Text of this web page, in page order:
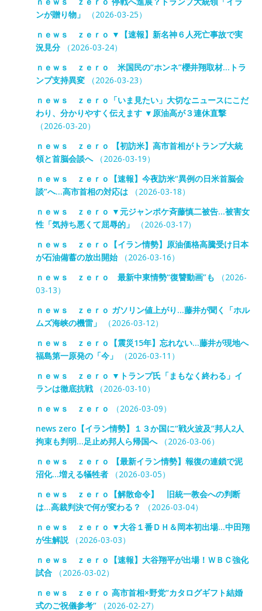
ンが贈り物」
（2026-03-25）
ｎｅｗｓ ｚｅｒｏ ▼【速報】新名神６人死亡事故で実
況見分（2026-03-24）
ｎｅｗｓ ｚｅｒｏ 米国民の“ホンネ”櫻井翔取材…トラ
ンプ支持異変（2026-03-23）
ｎｅｗｓ ｚｅｒｏ「いま見たい」大切なニュースにこだ
わり、分かりやすく伝えます ▼原油高が３連休直撃
（2026-03-20）
ｎｅｗｓ ｚｅｒｏ 【初訪米】高市首相がトランプ大統
領と首脳会談へ（2026-03-19）
ｎｅｗｓ ｚｅｒｏ【速報】今夜訪米“異例の日米首脳会
談”へ…高市首相の対応は（2026-03-18）
ｎｅｗｓ ｚｅｒｏ ▼元ジャンポケ斉藤慎二被告…被害女
性「気持ち悪くて屈辱的」
（2026-03-17）
ｎｅｗｓ ｚｅｒｏ【イラン情勢】原油価格高騰受け日本
が石油備蓄の放出開始（2026-03-16）
ｎｅｗｓ ｚｅｒｏ 最新中東情勢“復讐動画”も （2026-
03-13）
ｎｅｗｓ ｚｅｒｏ ガソリン値上がり…藤井が聞く「ホル
ムズ海峡の機雷」
（2026-03-12）
ｎｅｗｓ ｚｅｒｏ【震災15年】忘れない…藤井が現地へ
福島第一原発の「今」
（2026-03-11）
ｎｅｗｓ ｚｅｒｏ ▼トランプ氏「まもなく終わる」イ
ランは徹底抗戦（2026-03-10）
ｎｅｗｓ ｚｅｒｏ
（2026-03-09）
news zero【イラン情勢】１３か国に“戦火波及”邦人2人
拘束も判明…足止め邦人ら帰国へ（2026-03-06）
ｎｅｗｓ ｚｅｒｏ 【最新イラン情勢】報復の連鎖で泥
沼化…増える犠牲者（2026-03-05）
ｎｅｗｓ ｚｅｒｏ【解散命令】 旧統一教会への判断
は…高裁判決で何が変わる？
（2026-03-04）
ｎｅｗｓ ｚｅｒｏ ▼大谷１番ＤＨ＆岡本初出場…中田翔
が生解説（2026-03-03）
ｎｅｗｓ ｚｅｒｏ【速報】大谷翔平が出場！ＷＢＣ強化
試合（2026-03-02）
ｎｅｗｓ ｚｅｒｏ 高市首相×野党“カタログギフト結婚
式のご祝儀参考”（2026-02-27）